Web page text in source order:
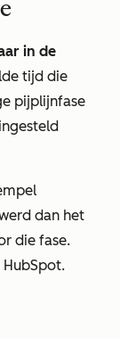
in de
tijd die
pijplijnfase
dan het
die fase.